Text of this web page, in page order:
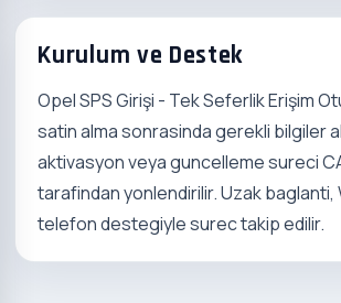
Kurulum ve Destek
Opel SPS Girişi - Tek Seferlik Erişim
satin alma sonrasinda gerekli bilgiler
aktivasyon veya guncelleme sureci
tarafindan yonlendirilir. Uzak
telefon destegiyle surec takip edilir.